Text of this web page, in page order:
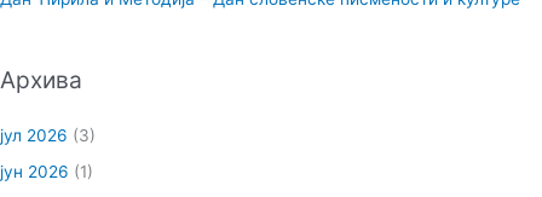
Архива
јул 2026 (3)
јун 2026 (1)